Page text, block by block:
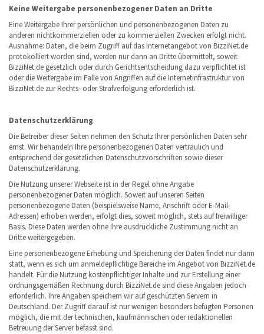
Keine Weitergabe personenbezogener Daten an Dritte
Eine Weitergabe Ihrer persönlichen und personenbezogenen Daten zu
anderen nichtkommerziellen oder zu kommerziellen Zwecken erfolgt nicht.
Ausnahme: Daten, die beim Zugriff auf das Internetangebot von BizziNet.de
protokolliert worden sind, werden nur dann an Dritte übermittelt, soweit
BizziNet.de gesetzlich oder durch Gerichtsentscheidung dazu verpflichtet ist
oder die Weitergabe im Falle von Angriffen auf die Internetinfrastruktur von
BizziNet.de zur Rechts- oder Strafverfolgung erforderlich ist.
Datenschutzerklärung
Die Betreiber dieser Seiten nehmen den Schutz Ihrer persönlichen Daten sehr
ernst. Wir behandeln Ihre personenbezogenen Daten vertraulich und
entsprechend der gesetzlichen Datenschutzvorschriften sowie dieser
Datenschutzerklärung.
Die Nutzung unserer Webseite ist in der Regel ohne Angabe
personenbezogener Daten möglich. Soweit auf unseren Seiten
personenbezogene Daten (beispielsweise Name, Anschrift oder E-Mail-
Adressen) erhoben werden, erfolgt dies, soweit möglich, stets auf freiwilliger
Basis. Diese Daten werden ohne Ihre ausdrückliche Zustimmung nicht an
Dritte weitergegeben.
Eine personenbezogene Erhebung und Speicherung der Daten findet nur dann
statt, wenn es sich um anmeldepflichtige Bereiche im Angebot von BizziNet.de
handelt. Für die Nutzung kostenpflichtiger Inhalte und zur Erstellung einer
ordnungsgemäßen Rechnung durch BizziNet.de sind diese Angaben jedoch
erforderlich. Ihre Angaben speichern wir auf geschützten Servern in
Deutschland. Der Zugriff darauf ist nur wenigen besonders befugten Personen
möglich, die mit der technischen, kaufmännischen oder redaktionellen
Betreuung der Server befasst sind.